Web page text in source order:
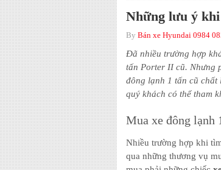
Những lưu ý
By Bán xe Hyundai 0984
Đã nhiều trường hợp
tấn Porter IIcũ. Nhưng
đông lạnh 1 tấn cũ
quý khách có thể tham
Mua xe đông lạnh
Nhiều trường hợp khi
qua những thương vụ